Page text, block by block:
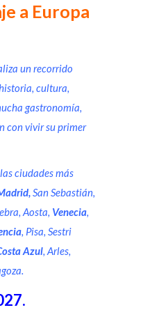
a Europa
un recorrido
cultura,
gastronomía,
con vivir su primer
ciudades más
San Sebastián,
Aosta, Venecia,
, Pisa, Sestri
Azul, Arles,